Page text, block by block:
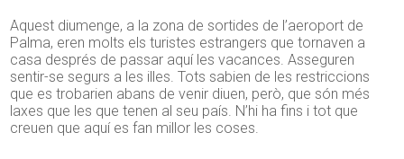
Aquest diumenge, a la zona de sortides de l’aeroport de
Palma, eren molts els turistes estrangers que tornaven a
casa després de passar aquí les vacances. Asseguren
sentir-se segurs a les illes. Tots sabien de les restriccions
que es trobarien abans de venir diuen, però, que són més
laxes que les que tenen al seu país. N’hi ha fins i tot que
creuen que aquí es fan millor les coses.